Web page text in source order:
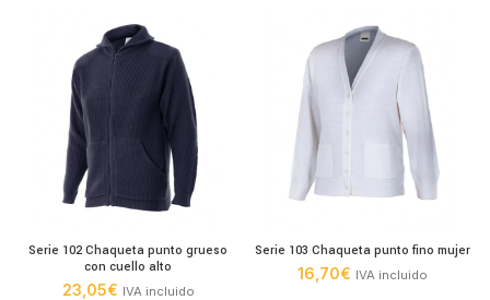
Serie 102 Chaqueta punto grueso
con cuello alto
23,05€ IVA incluido
Serie 103 Chaqueta punto fino mujer
16,70€ IVA incluido